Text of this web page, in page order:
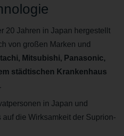
20 Jahren in Japan hergestellt
von großen Marken und
Mitsubishi, Panasonic,
städtischen Krankenhaus
in Japan und
auf die Wirksamkeit der Suprion-